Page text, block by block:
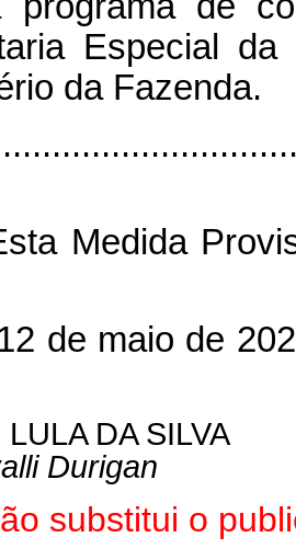
Especial
da Fazenda.
Medida
de maio de
DA SILVA
Durigan
substitui o